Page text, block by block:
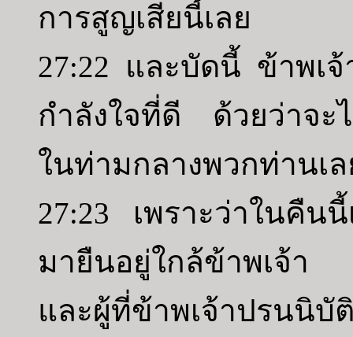
การสูญเสียนี้เลย
27:22 และบัดนี้ ข้าพเ
กำลังใจที่ดี ด้วยว่าจะ
ในท่ามกลางพวกท่านเ
27:23 เพราะว่าในคืน
มายืนอยู่ใกล้ข้าพเจ้า
และผู้ที่ข้าพเจ้าปรนนิบั